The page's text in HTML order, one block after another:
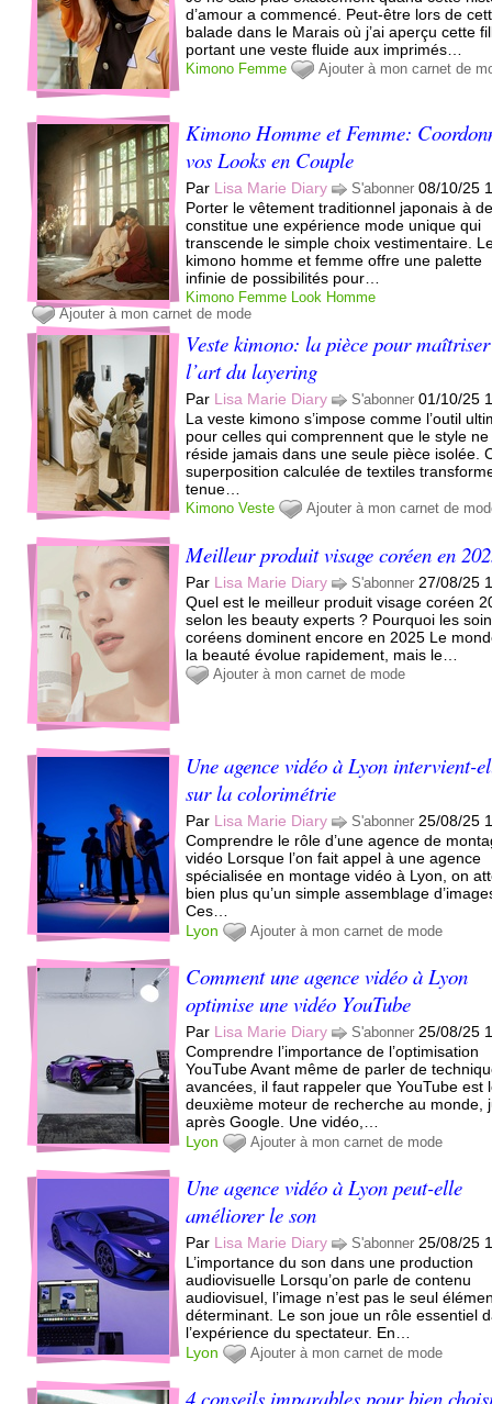
d’amour a commencé. Peut-être lors de
balade dans le Marais où j’ai aperçu cette
portant une veste fluide aux imprimés…
Kimono Femme Ajouter à mon carnet de
Kimono Homme et Femme:
vos Looks en Couple
Par Lisa Marie Diary S'abonner 08/10/25
Porter le vêtement traditionnel japonais à
constitue une expérience mode unique qui
transcende le simple choix vestimentaire.
kimono homme et femme offre une palette
infinie de possibilités pour…
Kimono Femme Look Homme
Ajouter à mon carnet de mode
Veste kimono: la pièce pour maîtriser
l’art du layering
Par Lisa Marie Diary S'abonner 01/10/25
La veste kimono s’impose comme l’outil
pour celles qui comprennent que le style ne
réside jamais dans une seule pièce isolée.
superposition calculée de textiles
tenue…
Kimono Veste Ajouter à mon carnet de
Meilleur produit visage coréen en
Par Lisa Marie Diary S'abonner 27/08/25
Quel est le meilleur produit visage coréen
selon les beauty experts ? Pourquoi les
coréens dominent encore en 2025 Le
la beauté évolue rapidement, mais le…
Ajouter à mon carnet de mode
Une agence vidéo à Lyon intervient-
sur la colorimétrie
Par Lisa Marie Diary S'abonner 25/08/25
Comprendre le rôle d’une agence de
vidéo Lorsque l’on fait appel à une agence
spécialisée en montage vidéo à Lyon, on
bien plus qu’un simple assemblage
Ces…
Lyon
Ajouter à mon carnet de mode
Comment une agence vidéo à Lyon
optimise une vidéo YouTube
Par Lisa Marie Diary S'abonner 25/08/25
Comprendre l’importance de l’optimisation
YouTube Avant même de parler de
avancées, il faut rappeler que YouTube est
deuxième moteur de recherche au monde,
après Google. Une vidéo,…
Lyon
Ajouter à mon carnet de mode
Une agence vidéo à Lyon peut-elle
améliorer le son
Par Lisa Marie Diary S'abonner 25/08/25
L’importance du son dans une production
audiovisuelle Lorsqu’on parle de contenu
audiovisuel, l’image n’est pas le seul
déterminant. Le son joue un rôle essentiel
l’expérience du spectateur. En…
Lyon
Ajouter à mon carnet de mode
4 conseils imparables pour bien